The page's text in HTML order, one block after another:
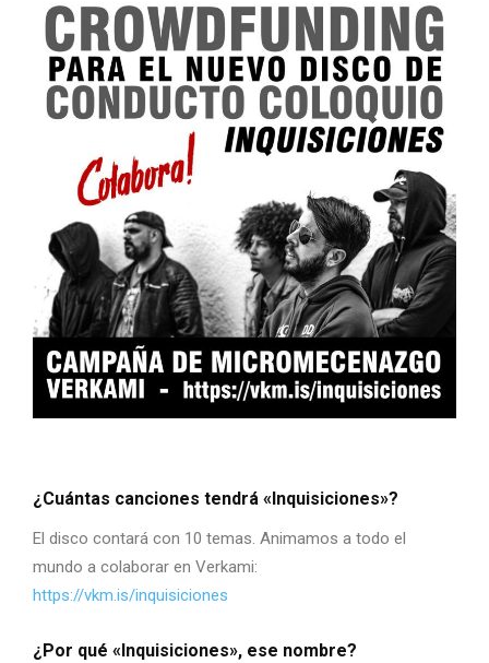
¿Cuántas canciones tendrá «Inquisiciones»?
El disco contará con 10 temas. Animamos a todo el
mundo a colaborar en Verkami:
https://vkm.is/inquisiciones
¿Por qué «Inquisiciones», ese nombre?